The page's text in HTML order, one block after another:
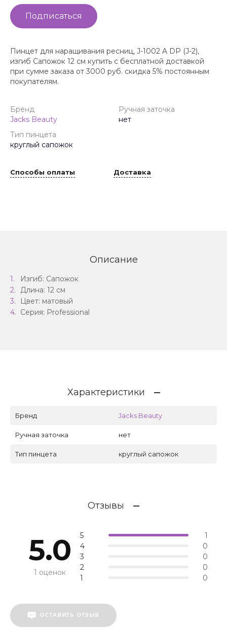
Подписаться
Пинцет для наращивания ресниц, J-1002 A DP (J-2),
изгиб Сапожок 12 см купить с бесплатной доставкой
при сумме заказа от 3000 руб. скидка 5% постоянным
покупателям.
Бренд
Jacks Beauty
Ручная заточка
нет
Тип пинцета
круглый сапожок
Способы оплаты Доставка
Описание
Изгиб: Сапожок
Длина: 12 см
Цвет: матовый
Серия: Professional
Характеристики
Бренд Jacks Beauty
Ручная заточка нет
Тип пинцета круглый сапожок
Отзывы
5.0
1 оценок
5
1
4
0
3
0
2
0
1
0
ОСТАВИТЬ ОТЗЫВ